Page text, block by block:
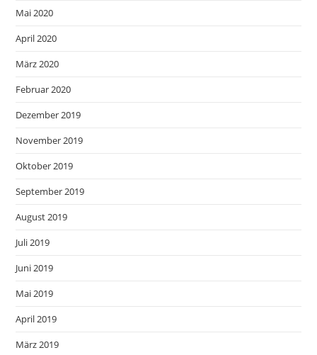
Mai 2020
April 2020
März 2020
Februar 2020
Dezember 2019
November 2019
Oktober 2019
September 2019
August 2019
Juli 2019
Juni 2019
Mai 2019
April 2019
März 2019